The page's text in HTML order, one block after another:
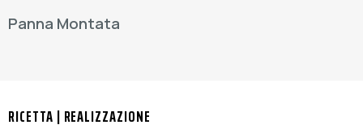
Panna Montata
RICETTA | REALIZZAZIONE